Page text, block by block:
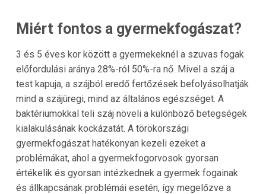
Miért fontos a gyermekfogászat?
3 és 5 éves kor között a gyermekeknél a szuvas fogak
előfordulási aránya 28%-ról 50%-ra nő. Mivel a száj a
test kapuja, a szájból eredő fertőzések befolyásolhatják
mind a szájüregi, mind az általános egészséget. A
baktériumokkal teli száj növeli a különböző betegségek
kialakulásának kockázatát. A törökországi
gyermekfogászat hatékonyan kezeli ezeket a
problémákat, ahol a gyermekfogorvosok gyorsan
értékelik és gyorsan intézkednek a gyermek fogainak
és állkapcsának problémái esetén, így megelőzve a